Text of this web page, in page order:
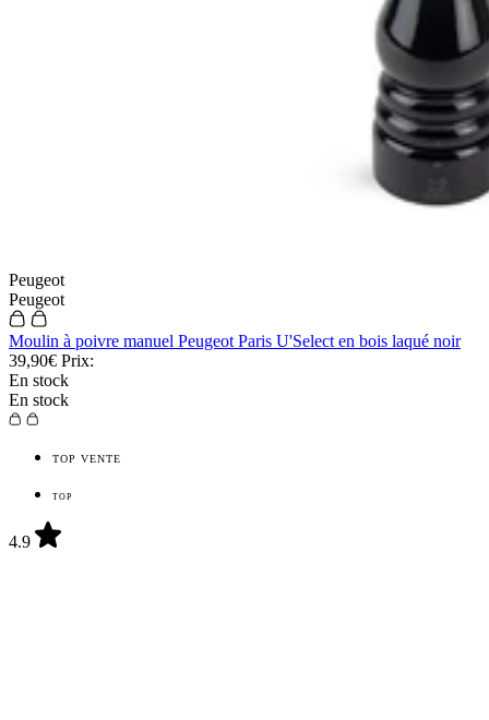
Peugeot
Peugeot
Moulin à poivre manuel Peugeot Paris U'Select en bois laqué noir
39,90€ Prix:
En stock
En stock
TOP VENTE
TOP
4.9